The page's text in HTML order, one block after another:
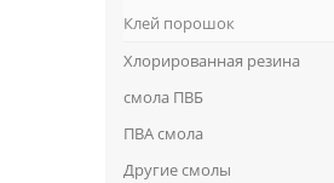
Клей порошок
Хлорированная резина
смола ПВБ
ПВА смола
Другие смолы